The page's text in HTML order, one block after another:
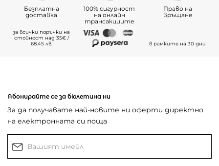
Безплатна
доставка
за всички поръчки на
стойност над 35€ /
68.45 лв.
100% сигурност
на онлайн
трансакциите
Право на
връщане
в рамките на 30 дни
Абонирайте се за бюлетина ни
За да получавате най-новите ни оферти директно
на електронната си поща